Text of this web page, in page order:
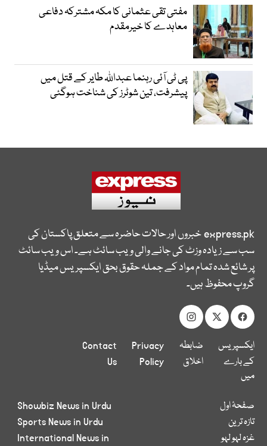
مفتی تقی عثمانی کا مکہ مشترکہ دفاعی
معاہدے کا خیرمقدم
پی ٹی آئی رہنما عبداللہ طایر کے قتل میں
پیشرفت، تین شوٹرز کی شناخت ہوگئی
express.pkخبروں اور حالات حاضرہ سے متعلق پاکستان کی
سب سے زیادہ وزٹ کی جانے والی ویب سائٹ ہے۔ اس ویب سائٹ
پر شائع شدہ تمام مواد کے جملہ حقوق بحق ایکسپریس میڈیا
گروپ محفوظ ہیں۔
ایکسپریس
کے بارے
میں
ضابطہ
اخلاق
Privacy
Policy
Contact
Us
صفحۂ اول
تازہ ترین
غزہ لہو لہو
Showbiz News in Urdu
Sports News in Urdu
International News in